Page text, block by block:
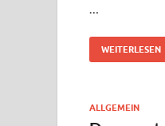
…
WEITERLESEN
ALLGEMEIN